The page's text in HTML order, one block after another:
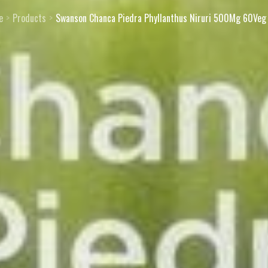
Products Swanson Chanca Piedra Phyllanthus Niruri 500Mg 60Veg